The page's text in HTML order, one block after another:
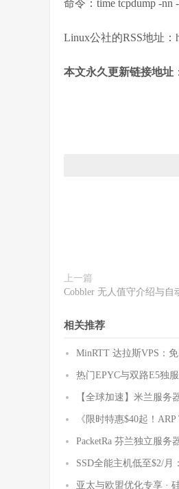
命令：time tcpdump -nn
Linux公社的RSS地址：
本文永久更新链接地址
上一篇
Cobbler 无人值守介绍与自
相关推荐
MinRTT 达拉斯VPS：
热门EPYC与双路E5独
【全球加速】米兰服务
《限时特惠$40起！
PacketRa 芬兰独立服
SSD全能主机低至$2/月
亚太与欧盟优化专享 ·